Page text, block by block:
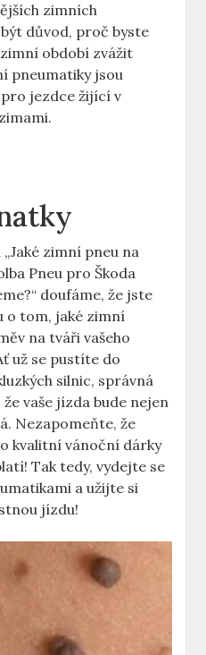
zimních
důvod, proč byste
období zvážit
pneumatiky jsou
jezdce žijící v
zimní pneu na
Pneu pro Škoda
doufáme, že jste
o tom, jaké zimní
na tváři vašeho
už se pustíte do
silnic, správná
vaše jízda bude nejen
Nezapomeňte, že
kvalitní vánoční dárky
Tak tedy, vydejte se
a užijte si
jízdu!